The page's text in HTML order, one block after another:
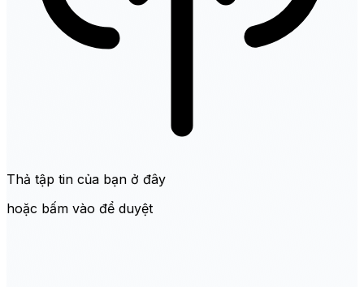
Thả tập tin của bạn ở đây
hoặc bấm vào để duyệt